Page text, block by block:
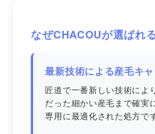
なぜCHACOUが選ばれ
最新技術による産毛キ
匠道で一番新しい技術によ
だった細かい産毛まで確実
専用に最適化された処方で